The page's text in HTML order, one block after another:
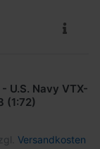
U.S. Navy VTX-
(1:72)
Versandkosten